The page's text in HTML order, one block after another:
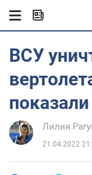
ВСУ
Лилия
21.04.2022